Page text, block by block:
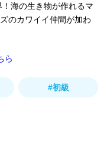
海の生き物が作れるマ
のカワイイ仲間が加わ
ら
#初級